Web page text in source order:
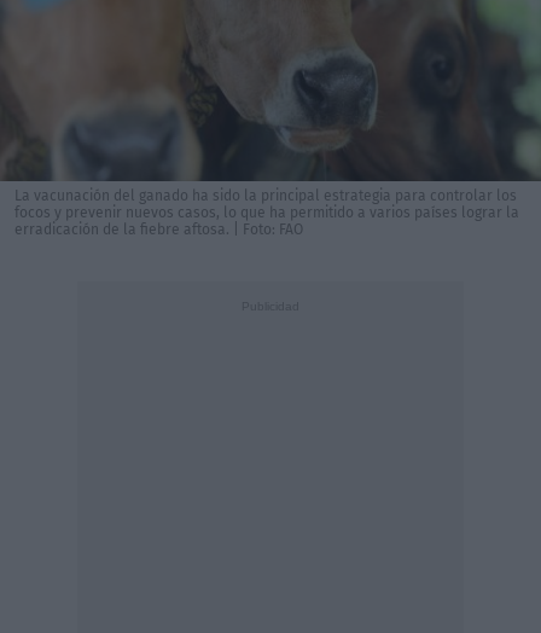
La vacunación del ganado ha sido la principal estrategia para controlar los
focos y prevenir nuevos casos, lo que ha permitido a varios países lograr la
erradicación de la fiebre aftosa. | Foto: FAO